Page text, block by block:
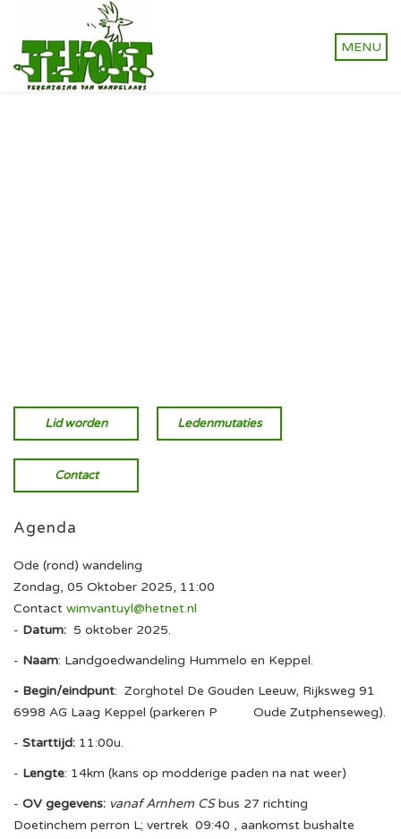
Lid worden Ledenmutaties
Contact
Agenda
Ode (rond) wandeling
Zondag, 05 Oktober 2025, 11:00
Contact wimvantuyl@hetnet.nl
- Datum: 5 oktober 2025.
- Naam: Landgoedwandeling Hummelo en Keppel.
- Begin/eindpunt: Zorghotel De Gouden Leeuw, Rijksweg 91
6998 AG Laag Keppel (parkeren P Oude Zutphenseweg).
- Starttijd: 11:00u.
- Lengte: 14km (kans op modderige paden na nat weer)
- OV gegevens: vanaf Arnhem CSbus 27 richting
Doetinchem perron L; vertrek 09:40 , aankomst bushalte